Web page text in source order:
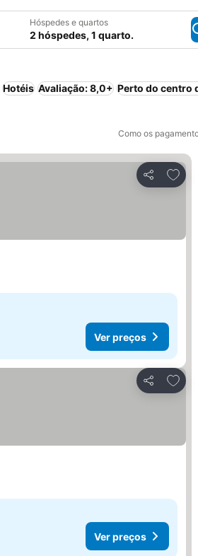
Hóspedes e quartos
2 hóspedes, 1 quarto.
Hotéis Avaliação: 8,0+ Perto do centro
Como os
Partilhar
Ver preços
Partilhar
Ver preços